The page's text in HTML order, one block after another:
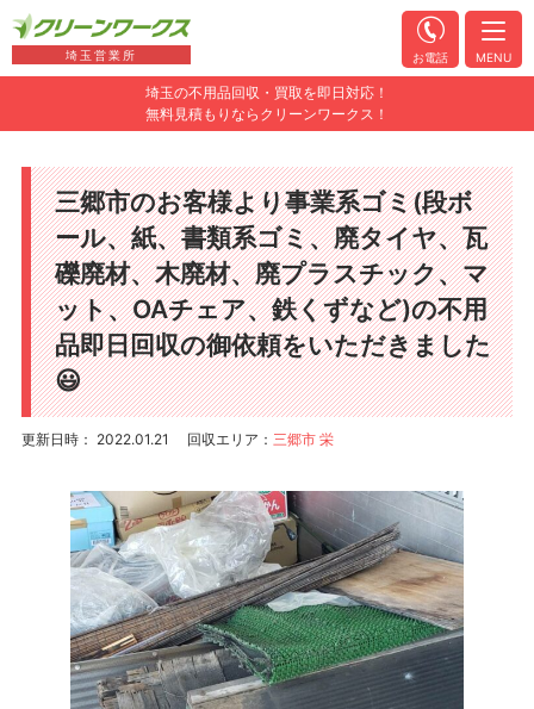
埼玉の不用品回収・買取を即日対応！
無料見積もりならクリーンワークス！
埼玉営業所 お電話 MENU
三郷市のお客様より事業系ゴミ(段ボ
ール、紙、書類系ゴミ、廃タイヤ、瓦
礫廃材、木廃材、廃プラスチック、マ
ット、OAチェア、鉄くずなど)の不用
品即日回収の御依頼をいただきました
😃
更新日時： 2022.01.21 回収エリア： 三郷市 栄